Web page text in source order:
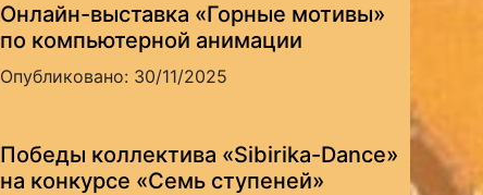
Онлайн-выставка «Горные мотивы»
по компьютерной анимации
Опубликовано: 30/11/2025
Победы коллектива «Sibirika-Dance»
на конкурсе «Семь ступеней»